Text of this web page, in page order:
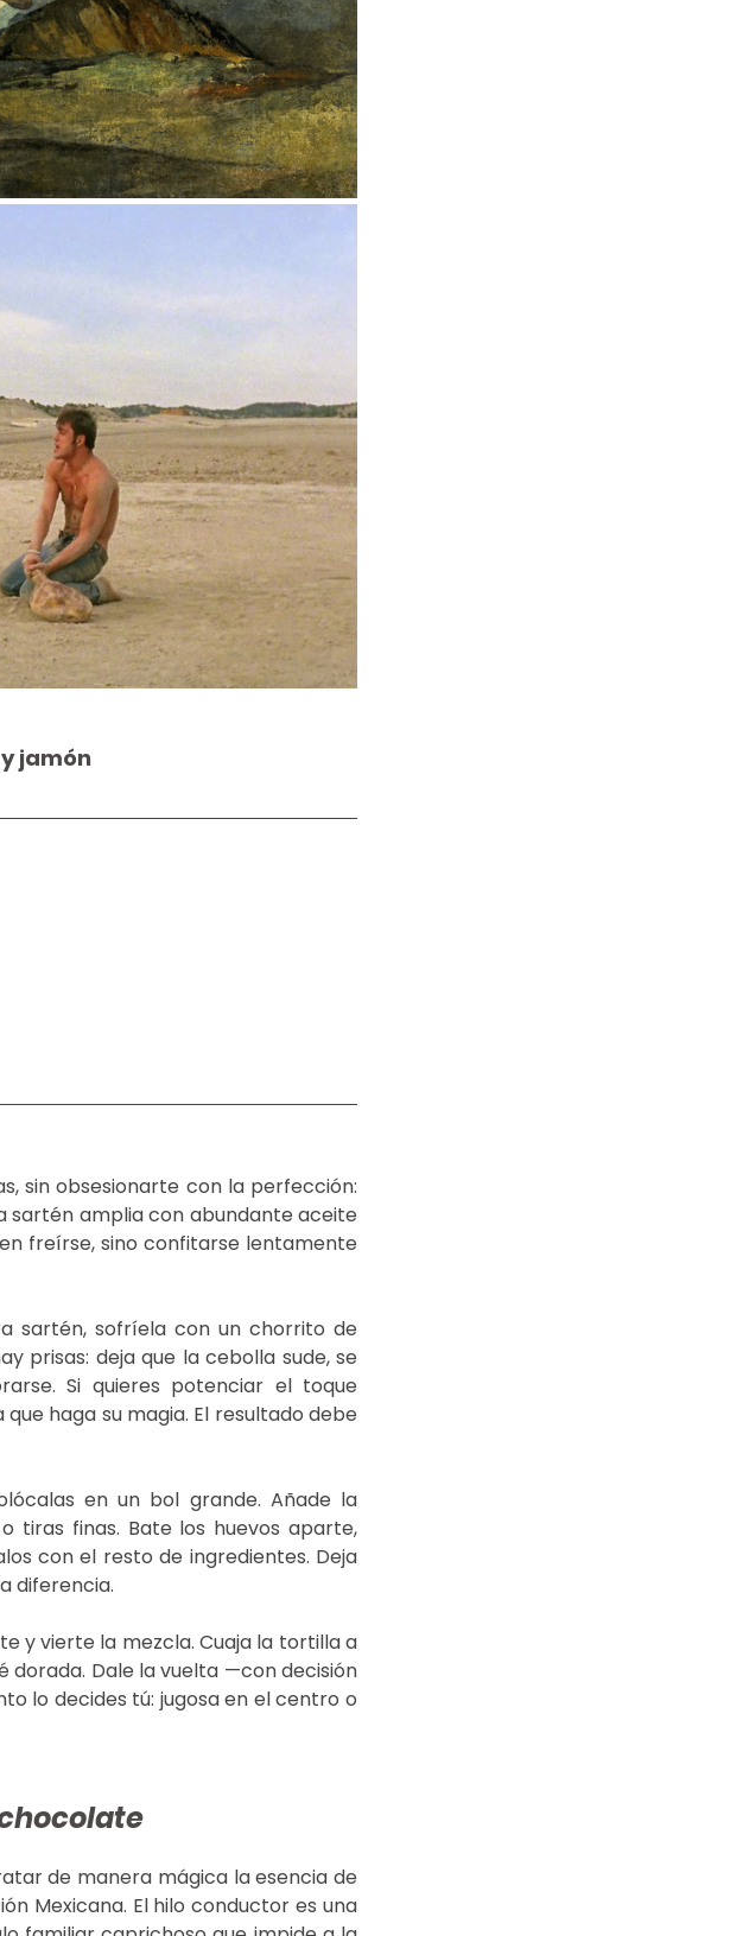
jamón
sin obsesionarte con la perfección:
sartén amplia con abundante aceite
freírse, sino confitarse lentamente
sartén, sofríela con un chorrito de
prisas: deja que la cebolla sude, se
Si quieres potenciar el toque
haga su magia. El resultado debe
en un bol grande. Añade la
tiras finas. Bate los huevos aparte,
con el resto de ingredientes. Deja
diferencia.
y vierte la mezcla. Cuaja la tortilla a
dorada. Dale la vuelta —con decisión
lo decides tú: jugosa en el centro o
de manera mágica la esencia de
Mexicana. El hilo conductor es una